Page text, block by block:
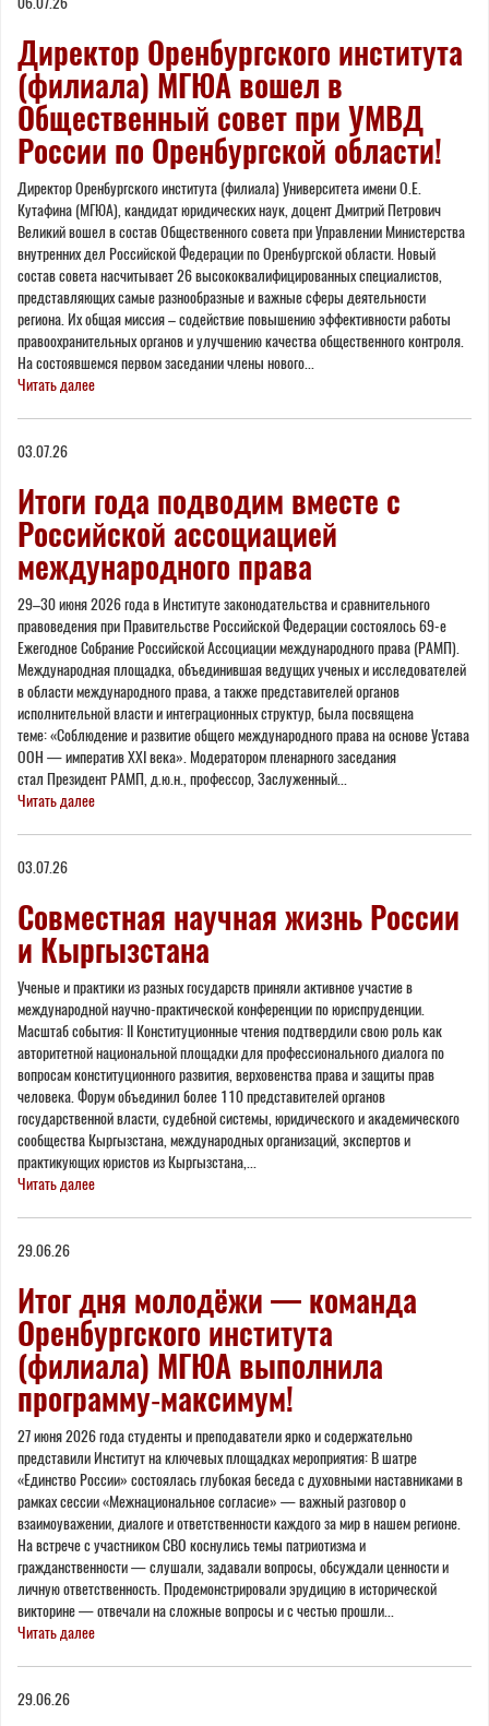
Директор Оренбургского института
(филиала) МГЮА вошел в
Общественный совет при УМВД
России по Оренбургской области!
Директор Оренбургского института (филиала) Университета имени О.Е.
Кутафина (МГЮА), кандидат юридических наук, доцент Дмитрий Петрович
Великий вошел в состав Общественного совета при Управлении Министерства
внутренних дел Российской Федерации по Оренбургской области. Новый
состав совета насчитывает 26 высококвалифицированных специалистов,
представляющих самые разнообразные и важные сферы деятельности
региона. Их общая миссия – содействие повышению эффективности работы
правоохранительных органов и улучшению качества общественного контроля.
На состоявшемся первом заседании члены нового...
Читать далее
03.07.26
Итоги года подводим вместе с
Российской ассоциацией
международного права
29–30 июня 2026 года в Институте законодательства и сравнительного
правоведения при Правительстве Российской Федерации состоялось 69-е
Ежегодное Собрание Российской Ассоциации международного права (РАМП).
Международная площадка, объединившая ведущих ученых и исследователей
в области международного права, а также представителей органов
исполнительной власти и интеграционных структур, была посвящена
теме: «Соблюдение и развитие общего международного права на основе Устава
ООН — императив XXI века». Модератором пленарного заседания
стал Президент РАМП, д.ю.н., профессор, Заслуженный...
Читать далее
03.07.26
Совместная научная жизнь России
и Кыргызстана
Ученые и практики из разных государств приняли активное участие в
международной научно-практической конференции по юриспруденции.
Масштаб события: II Конституционные чтения подтвердили свою роль как
авторитетной национальной площадки для профессионального диалога по
вопросам конституционного развития, верховенства права и защиты прав
человека. Форум объединил более 110 представителей органов
государственной власти, судебной системы, юридического и академического
сообщества Кыргызстана, международных организаций, экспертов и
практикующих юристов из Кыргызстана,...
Читать далее
29.06.26
Итог дня молодёжи — команда
Оренбургского института
(филиала) МГЮА выполнила
программу‑максимум!
27 июня 2026 года студенты и преподаватели ярко и содержательно
представили Институт на ключевых площадках мероприятия: В шатре
«Единство России» состоялась глубокая беседа с духовными наставниками в
рамках сессии «Межнациональное согласие» — важный разговор о
взаимоуважении, диалоге и ответственности каждого за мир в нашем регионе.
На встрече с участником СВО коснулись темы патриотизма и
гражданственности — слушали, задавали вопросы, обсуждали ценности и
личную ответственность. Продемонстрировали эрудицию в исторической
викторине — отвечали на сложные вопросы и с честью прошли...
Читать далее
29.06.26